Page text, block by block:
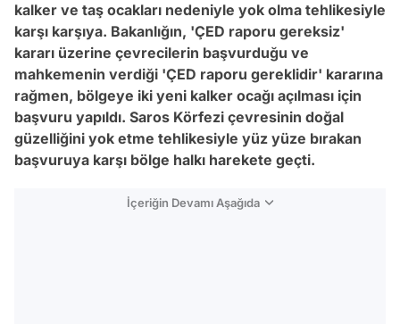
kalker ve taş ocakları nedeniyle yok olma tehlikesiyle
karşı karşıya. Bakanlığın, 'ÇED raporu gereksiz'
kararı üzerine çevrecilerin başvurduğu ve
mahkemenin verdiği 'ÇED raporu gereklidir' kararına
rağmen, bölgeye iki yeni kalker ocağı açılması için
başvuru yapıldı. Saros Körfezi çevresinin doğal
güzelliğini yok etme tehlikesiyle yüz yüze bırakan
başvuruya karşı bölge halkı harekete geçti.
İçeriğin Devamı Aşağıda